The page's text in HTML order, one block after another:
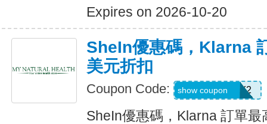
Expires on 2026-10-20
SheIn優惠碼，Klarna
美元折扣
Coupon Code: KLARNAJULY2
show coupon
SheIn優惠碼，Klarna 訂單